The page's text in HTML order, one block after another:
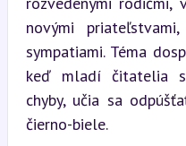
novými
sympatiami. Téma
keď mladí čitatelia
chyby, učia sa
čierno-biele.